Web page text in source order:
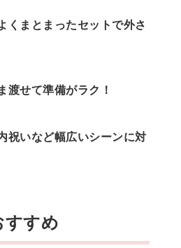
くまとまったセットで外さ
渡せて準備がラク！
祝いなど幅広いシーンに対
すすめ